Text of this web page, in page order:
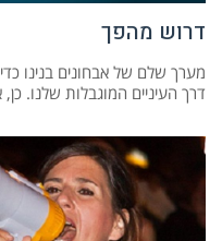
דרוש מהפך
מערך שלם של אבחונים בנינו
דרך העיניים המוגבלות שלנו.